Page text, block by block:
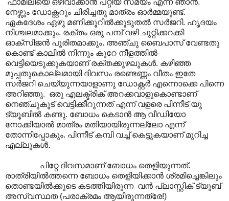
നേഴ്സും ഡോക്റ്ററും ചിരിച്ചതു മാത്രം ഓർമ്മയുണ്ട്.
ഏകദേശം ഏഴു മണിക്കൂറിൽക്കൂടുതൽ സർജറി. ഹൃദയം
നിശ്ചലമാക്കും. രക്തം ഒരു പമ്പ് വഴി ചുറ്റിക്കറക്കി
ഓക്സിജൻ പൂരിതമാക്കും. അഞ്ചു ബൈപാസ് വേണ്ടതു
കൊണ്ട് കാലിൽ നിന്നും കുറേ നീളത്തിൽ
വെട്ടിയെടുക്കുകയാണ് രക്തക്കുഴലുകൾ. കഴിഞ്ഞ
മുപ്പതുകൊല്ലമായി ദിവസം രണ്ടെണ്ണം വീതം ഇതേ
സർജറി ചെയ്യുന്നയാളാണു ഡോക്റ്റർ എന്നൊക്കെ പിന്നെ
അറിഞ്ഞു. ഒരു എലക്ട്രിക് അറക്കവാളുകൊണ്ടാണ്
നെഞ്ചുകൂട് വെട്ടിക്കീറുന്നത് എന്ന് വളരെ പിന്നീട് യു
ട്യൂബിൽ കണ്ടു. ബോധം കെടാൻ ആ വീഡിയോ
നോക്കിയാൽ മാത്രം മതിയായിരുന്നല്ലോ എന്ന്
തോന്നിപ്പോകും. പിന്നീട് കമ്പി വച്ച് കെട്ടുകയാണ് മുറിച്ച
എല്ലുകൾ.
പിറ്റേ ദിവസമാണ് ബോധം തെളിയുന്നത്.
രാത്രിയിൽത്തന്നെ ബോധം തെളിയിക്കാൻ ശ്രമിച്ചെങ്കിലും
തൊണ്ടയിൽക്കൂടെ കടത്തിയിരുന്ന വൻ പ്ലാസ്റ്റിക് ട്യൂബ്
അസ്വസ്ഥത (പരാക്രമം ആയിരുന്നത്രേ!)